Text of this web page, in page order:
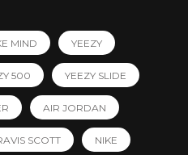
MIND YEEZY
500 YEEZY SLIDE
AIR JORDAN
SCOTT NIKE